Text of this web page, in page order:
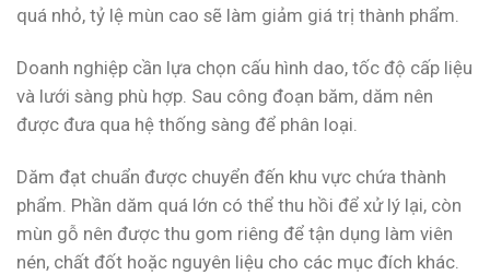
quá nhỏ, tỷ lệ mùn cao sẽ làm giảm giá trị thành phẩm.
Doanh nghiệp cần lựa chọn cấu hình dao, tốc độ cấp liệu
và lưới sàng phù hợp. Sau công đoạn băm, dăm nên
được đưa qua hệ thống sàng để phân loại.
Dăm đạt chuẩn được chuyển đến khu vực chứa thành
phẩm. Phần dăm quá lớn có thể thu hồi để xử lý lại, còn
mùn gỗ nên được thu gom riêng để tận dụng làm viên
nén, chất đốt hoặc nguyên liệu cho các mục đích khác.